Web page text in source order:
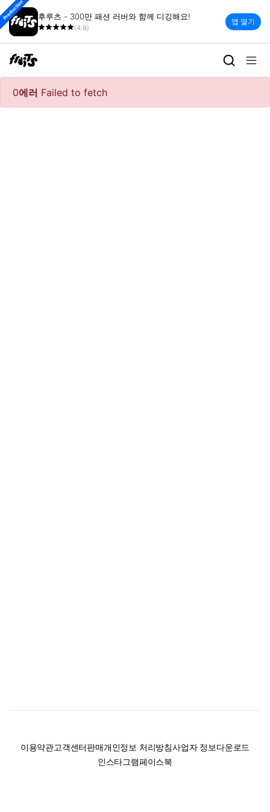
후루츠 - 300만 패션 러버와 함께 디깅해요!
(4.9)
앱 열기
0에러 Failed to fetch
이용약관고객센터판매개인정보 처리방침사업자 정보다운로드
인스타그램페이스북
Production